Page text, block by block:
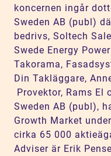
koncernen ingår
Sweden AB (publ)
bedrivs, Soltech
Swede Energy
Takorama,
Din Takläggare,
Provektor, Rams El
Sweden AB (publ),
Growth Market
cirka 65 000
Adviser är Erik